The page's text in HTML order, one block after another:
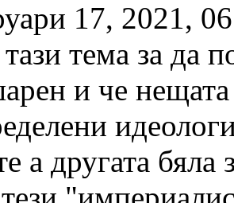
17, 2021,
тема за да
и че
а другата